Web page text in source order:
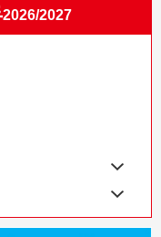
2026/2027